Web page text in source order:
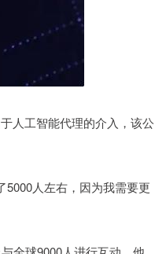
人工智能代理的介入，该公
人左右，因为我需要更